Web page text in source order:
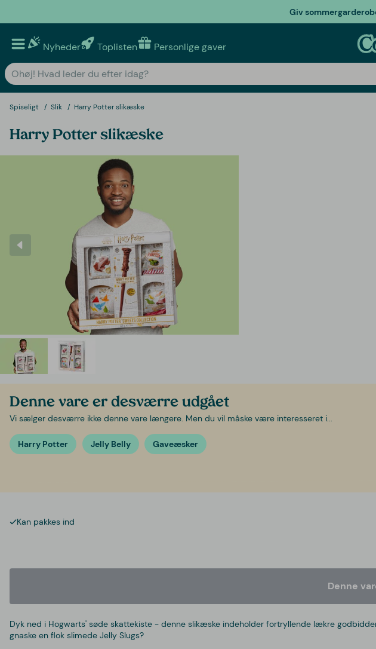
Giv
Nyheder Toplisten Personlige gaver
Spiseligt Slik Harry Potter slikæske
Harry Potter slikæske
Denne vare er desværre udgået
Vi sælger desværre ikke denne vare længere. Men du vil måske være interesseret i...
Harry Potter Jelly Belly Gaveæsker
Kan pakkes ind
Denne
Dyk ned i Hogwarts' søde skattekiste - denne slikæske indeholder fortryllende lækre
gnaske en flok slimede Jelly Slugs?